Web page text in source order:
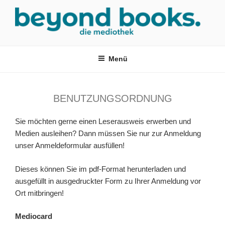
springen
Menü
BENUTZUNGSORDNUNG
Sie möchten gerne einen Leserausweis erwerben und
Medien ausleihen? Dann müssen Sie nur zur Anmeldung
unser Anmeldeformular ausfüllen!
Dieses können Sie im pdf-Format herunterladen und
ausgefüllt in ausgedruckter Form zu Ihrer Anmeldung vor
Ort mitbringen!
Mediocard